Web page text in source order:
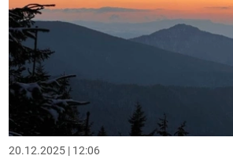
20.12.2025 | 12:06